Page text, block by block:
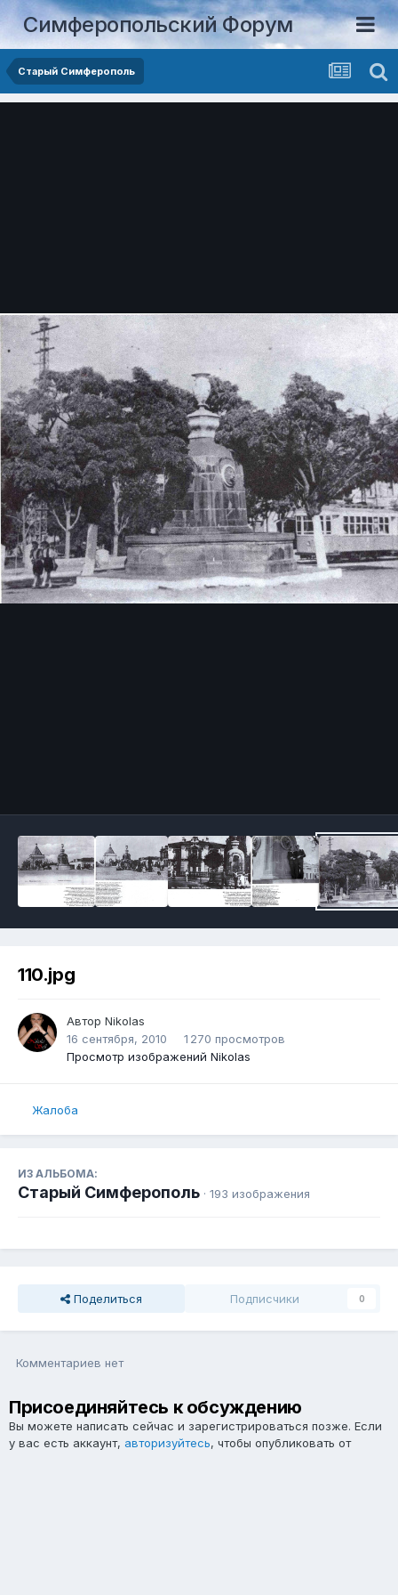
Симферопольский Форум
Старый Симферополь
110.jpg
Автор Nikolas
16 сентября, 2010
1 270 просмотров
Просмотр изображений Nikolas
Жалоба
ИЗ АЛЬБОМА:
Старый Симферополь · 193 изображения
Поделиться Подписчики 0
Комментариев нет
Присоединяйтесь к обсуждению
Вы можете написать сейчас и зарегистрироваться позже. Если
у вас есть аккаунт, авторизуйтесь, чтобы опубликовать от